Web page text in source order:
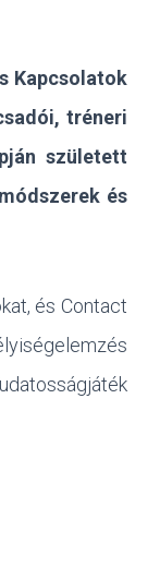
Kapcsolatok
tréneri
született
és
és Contact